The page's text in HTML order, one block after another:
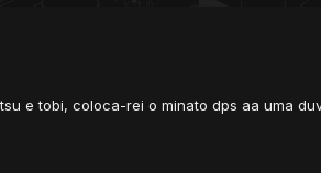
e tobi, coloca-rei o minato dps aa uma